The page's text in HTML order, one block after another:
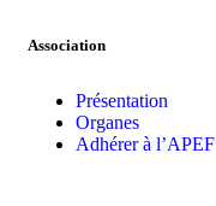
Association
Présentation
Organes
Adhérer à l’APEF